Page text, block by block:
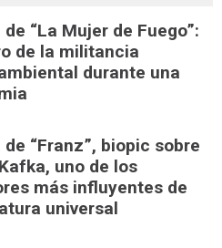
“La Mujer de Fuego”:
de la militancia
durante una
“Franz”, biopic sobre
uno de los
más influyentes de
universal